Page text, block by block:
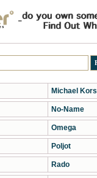
Michael Kors
No-Name
Omega
Poljot
Rado